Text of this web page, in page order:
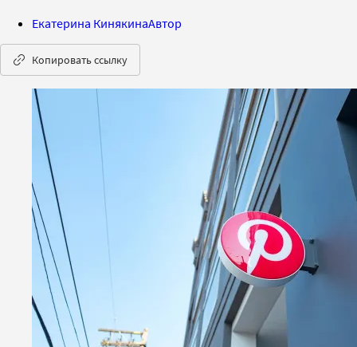
Екатерина КинякинаАвтор
Копировать ссылку